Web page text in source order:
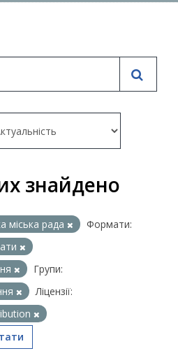
знайдено
міська рада
Формати:
Групи:
Ліцензії: